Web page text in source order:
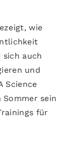
wie
sich auch
und
Science
Sommer sein
für